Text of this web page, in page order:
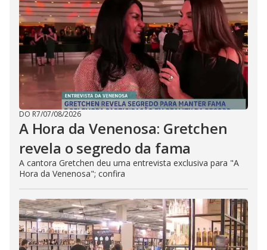
DO R7/07/08/2026
A Hora da Venenosa: Gretchen
revela o segredo da fama
A cantora Gretchen deu uma entrevista exclusiva para "A
Hora da Venenosa"; confira